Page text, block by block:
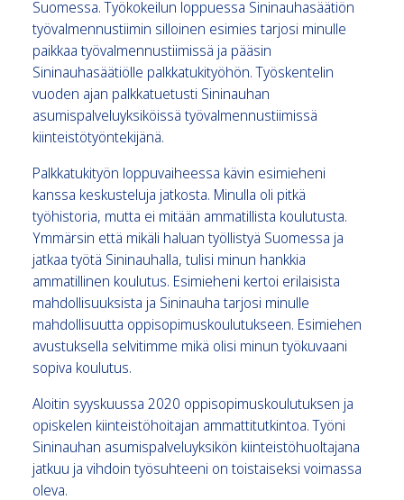
Suomessa. Työkokeilun loppuessa Sininauhasäätiön
työvalmennustiimin silloinen esimies tarjosi minulle
paikkaa työvalmennustiimissä ja pääsin
Sininauhasäätiölle palkkatukityöhön. Työskentelin
vuoden ajan palkkatuetusti Sininauhan
asumispalveluyksiköissä työvalmennustiimissä
kiinteistötyöntekijänä.
Palkkatukityön loppuvaiheessa kävin esimieheni
kanssa keskusteluja jatkosta. Minulla oli pitkä
työhistoria, mutta ei mitään ammatillista koulutusta.
Ymmärsin että mikäli haluan työllistyä Suomessa ja
jatkaa työtä Sininauhalla, tulisi minun hankkia
ammatillinen koulutus. Esimieheni kertoi erilaisista
mahdollisuuksista ja Sininauha tarjosi minulle
mahdollisuutta oppisopimuskoulutukseen. Esimiehen
avustuksella selvitimme mikä olisi minun työkuvaani
sopiva koulutus.
Aloitin syyskuussa 2020 oppisopimuskoulutuksen ja
opiskelen kiinteistöhoitajan ammattitutkintoa. Työni
Sininauhan asumispalveluyksikön kiinteistöhuoltajana
jatkuu ja vihdoin työsuhteeni on toistaiseksi voimassa
oleva.